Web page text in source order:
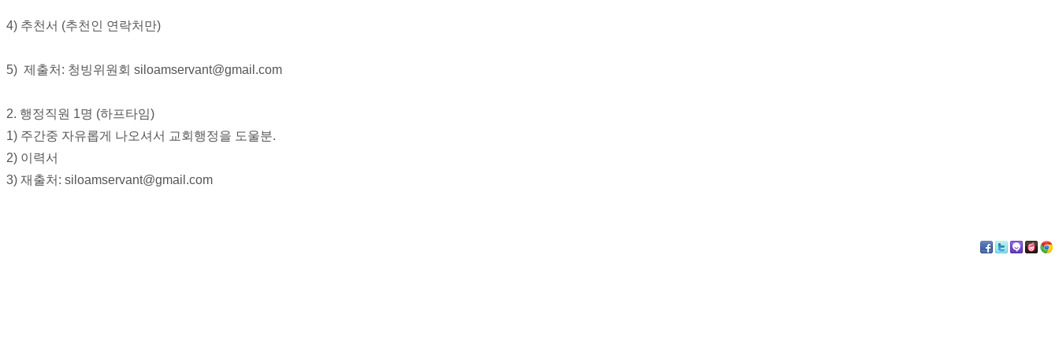
주
우
성
아
탑-
프
4) 추천서 (추천인 연락처만)
5) 제출처: 청빙위원회 siloamservant@gmail.com
2. 행정직원 1명 (하프타임)
1) 주간중 자유롭게 나오셔서 교회행정을 도울분.
2) 이력서
3) 재출처: siloamservant@gmail.com